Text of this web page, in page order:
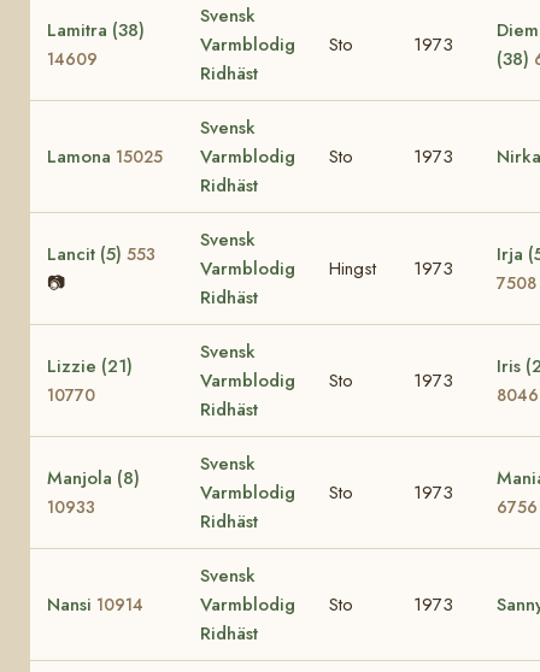
Lamitra (38)
14609
Svensk
Varmblodig
Ridhäst
Sto 1973
(38)
Lamona 15025
Svensk
Varmblodig
Ridhäst
Sto 1973
Lancit (5) 553
📷
Svensk
Varmblodig
Ridhäst
Hingst 1973
Irja
7508
Lizzie (21)
10770
Svensk
Varmblodig
Ridhäst
Sto 1973
Iris
8046
Manjola (8)
10933
Svensk
Varmblodig
Ridhäst
Sto 1973
6756
Nansi 10914
Svensk
Varmblodig
Ridhäst
Sto 1973